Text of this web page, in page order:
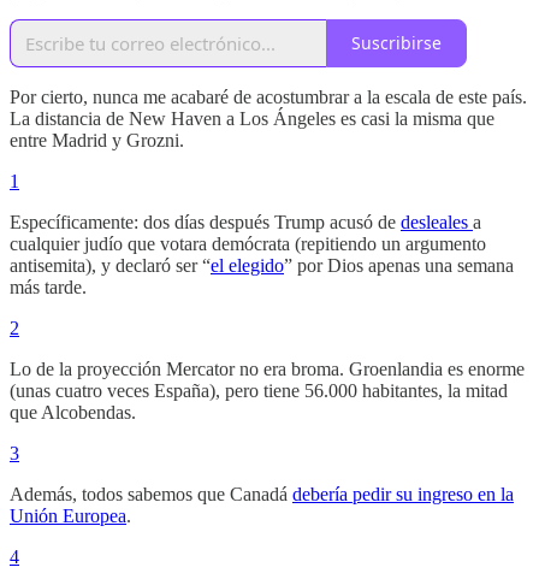
Suscribirse
Por cierto, nunca me acabaré de acostumbrar a la escala de este país.
La distancia de New Haven a Los Ángeles es casi la misma que
entre Madrid y Grozni.
1
Específicamente: dos días después Trump acusó de desleales a
cualquier judío que votara demócrata (repitiendo un argumento
antisemita), y declaró ser “el elegido” por Dios apenas una semana
más tarde.
2
Lo de la proyección Mercator no era broma. Groenlandia es enorme
(unas cuatro veces España), pero tiene 56.000 habitantes, la mitad
que Alcobendas.
3
Además, todos sabemos que Canadá debería pedir su ingreso en la
Unión Europea.
4